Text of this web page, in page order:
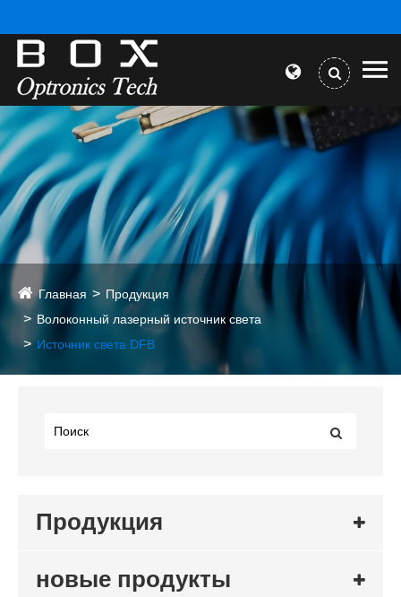
Главная
Продукция
Волоконный лазерный источник света
Источник света DFB
Продукция
новые продукты